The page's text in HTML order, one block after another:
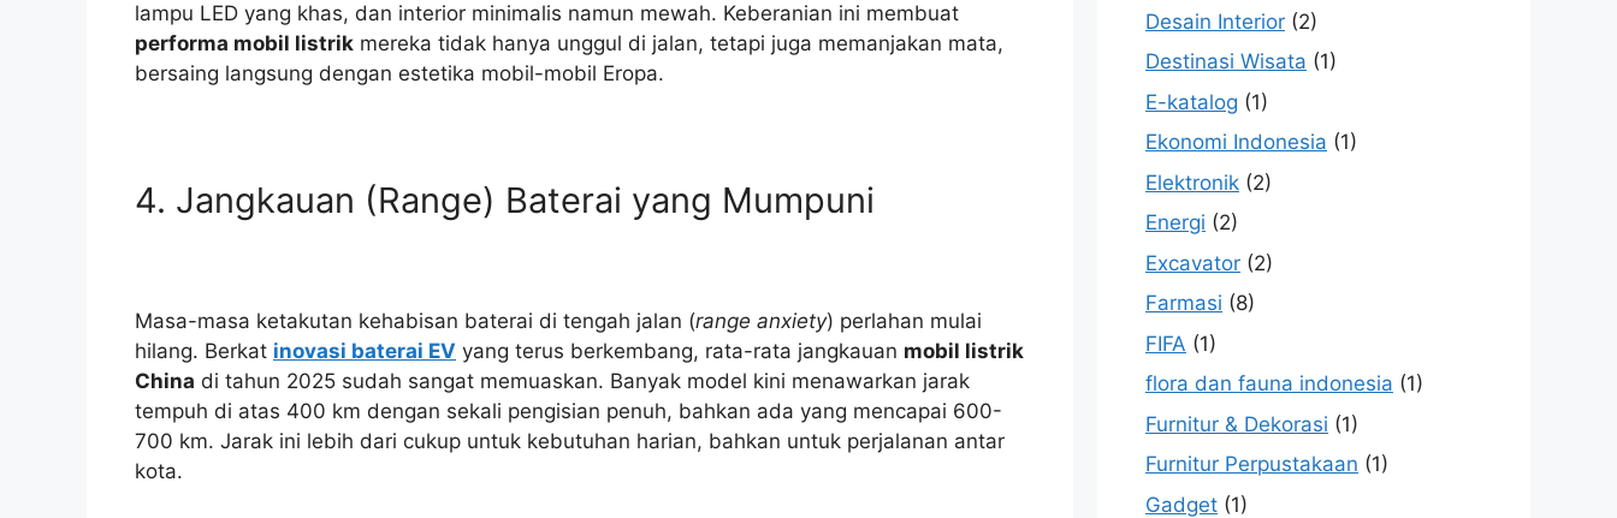
lampu LED yang khas, dan interior minimalis namun mewah. Keberanian ini membuat
performa mobil listrik mereka tidak hanya unggul di jalan, tetapi juga memanjakan mata,
bersaing langsung dengan estetika mobil-mobil Eropa.
4. Jangkauan (Range) Baterai yang Mumpuni
Masa-masa ketakutan kehabisan baterai di tengah jalan (range anxiety) perlahan mulai
hilang. Berkat inovasi baterai EV yang terus berkembang, rata-rata jangkauan mobil listrik
China di tahun 2025 sudah sangat memuaskan. Banyak model kini menawarkan jarak
tempuh di atas 400 km dengan sekali pengisian penuh, bahkan ada yang mencapai 600-
700 km. Jarak ini lebih dari cukup untuk kebutuhan harian, bahkan untuk perjalanan antar
kota.
Desain Interior (2)
Destinasi Wisata (1)
E-katalog (1)
Ekonomi Indonesia (1)
Elektronik (2)
Energi (2)
Excavator (2)
Farmasi (8)
FIFA (1)
flora dan fauna indonesia (1)
Furnitur & Dekorasi (1)
Furnitur Perpustakaan (1)
Gadget (1)